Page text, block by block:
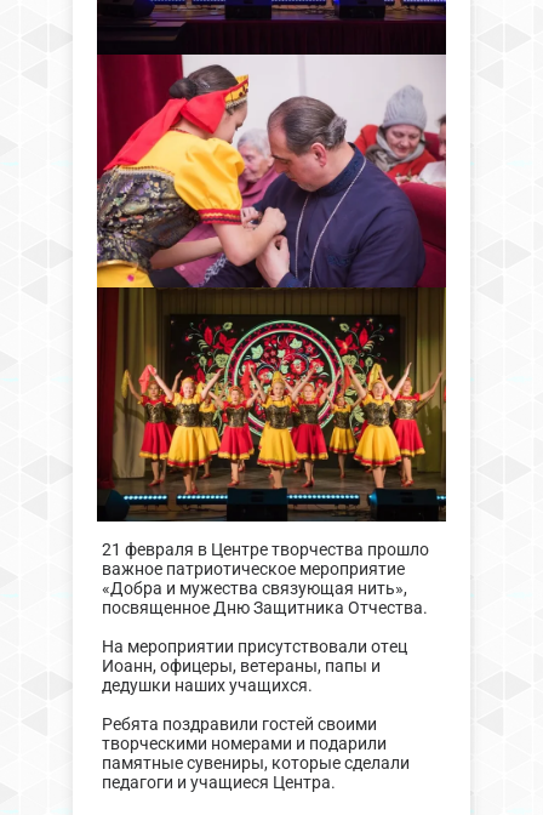
21 февраля в Центре творчества прошло
важное патриотическое мероприятие
«Добра и мужества связующая нить»,
посвященное Дню Защитника Отчества.
На мероприятии присутствовали отец
Иоанн, офицеры, ветераны, папы и
дедушки наших учащихся.
Ребята поздравили гостей своими
творческими номерами и подарили
памятные сувениры, которые сделали
педагоги и учащиеся Центра.